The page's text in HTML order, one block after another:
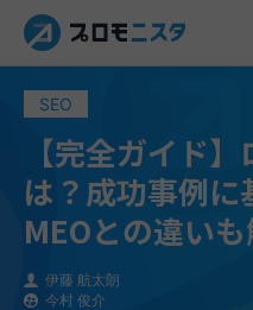
SEO
【完全ガイド
は？成功事例
MEOとの違いも
伊藤 航太朗
今村 俊介